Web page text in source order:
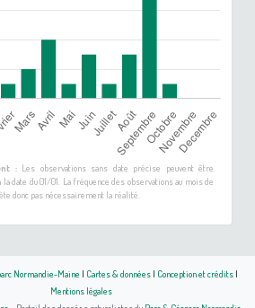
:Les observations sans date précise peuvent être
date du 01/01. La fréquence des observations au mois de
donc pas nécessairement la réalité.
Normandie-Maine | Cartes & données| Conception et crédits|
Mentions légales